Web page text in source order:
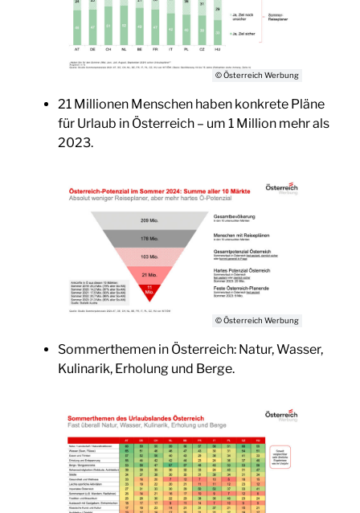
© Österreich Werbung
21 Millionen Menschen haben konkrete Pläne
für Urlaub in Österreich – um 1 Million mehr als
2023.
© Österreich Werbung
Sommerthemen in Österreich: Natur, Wasser,
Kulinarik, Erholung und Berge.